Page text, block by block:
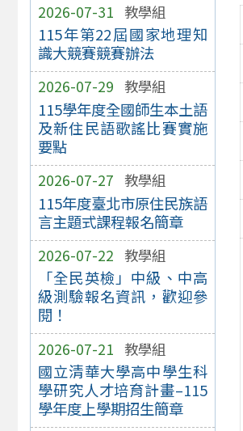
2026-07-31 教學組
115年第22屆國家地理知
識大競賽競賽辦法
2026-07-29 教學組
115學年度全國師生本土語
及新住民語歌謠比賽實施
要點
2026-07-27 教學組
115年度臺北市原住民族語
言主題式課程報名簡章
2026-07-22 教學組
「全民英檢」中級、中高
級測驗報名資訊，歡迎參
閱！
2026-07-21 教學組
國立清華大學高中學生科
學研究人才培育計畫–115
學年度上學期招生簡章